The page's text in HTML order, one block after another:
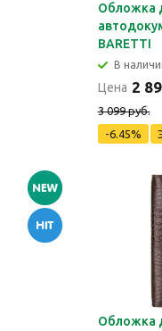
Обложка
BARETTI
В
Цена 2
3 099 руб.
-6.45%
Обложка